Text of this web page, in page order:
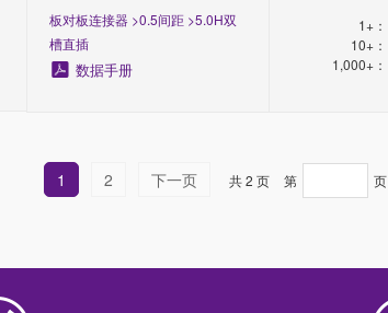
板对板连接器 >0.5间距 >5.0H双
槽直插
数据手册
1+：
10+：
1,000+：
1 2 下一页 共 2 页 第 页